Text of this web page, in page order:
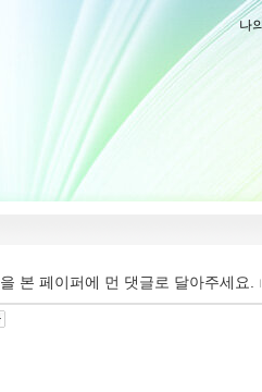
나
본 페이퍼에 먼 댓글로 달아주세요. ｌ